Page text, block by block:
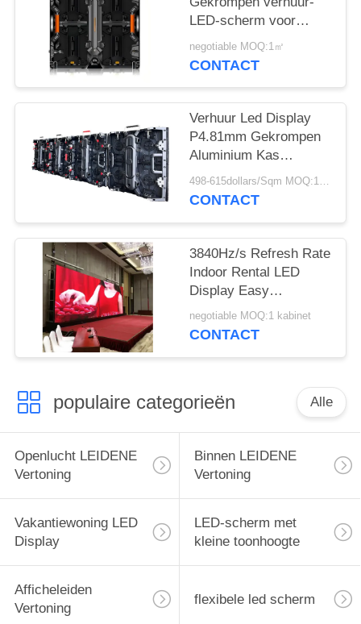
LED-scherm voor
evenementen,
uitzending en reclame
negotiable MOQ:1㎡
CONTACT
Verhuur Led Display
P4.81mm Gekrompen
Aluminium Kas
500x500mm Snelle
Montage Voor Outdoor
498-615dollars/Sqm MOQ:1 m2
CONTACT
3840Hz/s Refresh Rate
Indoor Rental LED
Display Easy
Connection
Synchronisatie Control
negotiable MOQ:1 kabinet
CONTACT
populaire categorieën Alle
Openlucht LEIDENE
Vertoning
Binnen LEIDENE
Vertoning
Vakantiewoning LED
Display
LED-scherm met
kleine toonhoogte
Afficheleiden
Vertoning
flexibele led scherm